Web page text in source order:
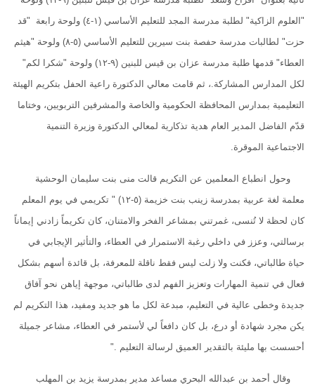
"العلوم الزاكية" لطلبة مدرسة المجد للتعليم الأساسي (١-٤) ولوحة رابعة "قد
حزت" لطالبات مدرسة حفصة بنت سيرين للتعليم الأساسي (٥-٨) ولوحة "هيثم
العطاء" قدمها طلبة مدرسة عزان بن قيس للبنين (٩-١٢) ولوحة "شكرا لكم"
لكل المدارس المشاركة.، ثم قامت معالي الدكتورة راعية الحفل بتكريم الهيئة
التعليمية بمدارس المحافظة الحكومية والخاصة والمشرفين التربويين، وختاما
قدّم الفاضل المدير العام هدية تذكارية لمعالي الدكتورة وزيرة التنمية
الاجتماعية الموقرة.
وحول انطباع المعلمين عن التكريم قالت منى بنت سليمان الوحشية
معلمة لغة عربية بمدرسة زينب بنت خزيمة (٥-١٢) " تكريمي في يوم المعلم
كان لحظة لا تُنسى، غمرتني بمشاعر الفخر والامتنان، كان تكريماً زادني إيماناً
برسالتي، وعزز في داخلي رغبة الاستمرار في العطاء، والتأثير الإيجابي في
حياة طالباتي، فكنت ولا زلت ليس فقط ناقلة للمعرفة، بل قائدة أسهم بشكل
فعال في تنمية المهارات وتعزيز الفهم لدى طالباتي، موجهة إياهن نحو آفاق
جديدة وخطى عالية في التعليم، مبدعة لكل ما هو جديد ومفيد، هذا التكريم لم
يكن مجرد شهادة أو درع، بل كان دافعاً لي لأستمر في العطاء، مشاعر جميلة
أحسست بها مليئة بالتقدير العميق لرسالة التعليم ."
وقال أحمد بن عبدالله البحري مساعد مدير بمدرسة يزيد بن المهلب